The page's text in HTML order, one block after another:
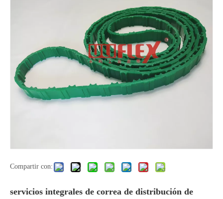
Compartir con:
servicios integrales de correa de distribución de